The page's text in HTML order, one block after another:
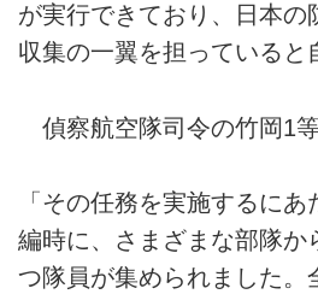
が実行できており、日本の
収集の一翼を担っていると
偵察航空隊司令の竹岡1等
「その任務を実施するに
編時に、さまざまな部隊か
つ隊員が集められました。